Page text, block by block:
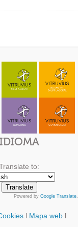
IDIOMA
to:
Powered by Google Translate.
l Mapa webl